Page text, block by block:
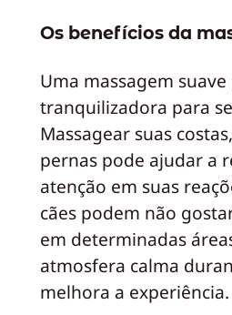
Os benefícios da
Uma massagem
tranquilizadora para
Massagear suas
pernas pode ajudar a
atenção em suas
cães podem não
em determinadas
atmosfera calma
melhora a experiência.